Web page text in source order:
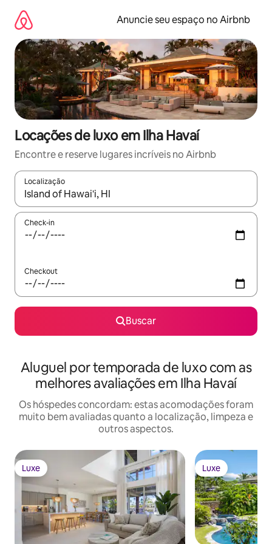
para
conteúdo
Anuncie seu espaço no Airbnb
Locações de luxo em Ilha Havaí
Encontre e reserve lugares incríveis no Airbnb
Localização
Quando os resultados estiverem disponíveis, explore-os
Check-in
Checkout
Buscar
Aluguel por temporada de luxo com as
melhores avaliações em Ilha Havaí
Os hóspedes concordam: estas acomodações foram
muito bem avaliadas quanto a localização, limpeza e
outros aspectos.
Luxe
Luxe Luxe
Luxe